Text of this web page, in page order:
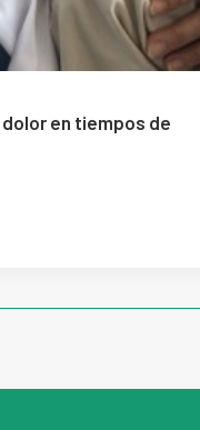
en tiempos de